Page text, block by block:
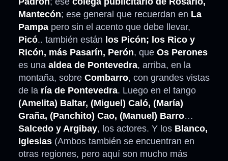
Mantecón; ese general que recuerdan en La
Pampa pero sin el acento que debe llevar,
Picó.. también están los Picón; los Rico y
Ricón, más Pasarín, Perón, que Os Perones
es una aldea de Pontevedra, arriba, en la
montaña, sobre Combarro, con grandes vistas
de la ría de Pontevedra. Luego en el tango
(Amelita) Baltar, (Miguel) Caló, (María)
Graña, (Panchito) Cao, (Manuel) Barro…
Salcedo y Argibay, los actores. Y los Blanco,
Iglesias (Ambos también se encuentran en
otras regiones, pero aquí son mucho más